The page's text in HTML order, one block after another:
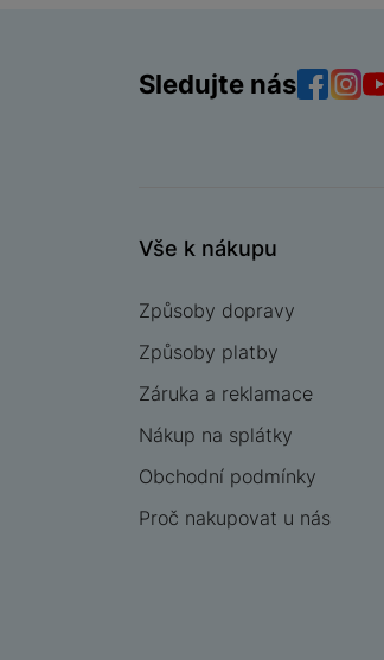
Sledujte nás
Vše k nákupu
Způsoby dopravy
Způsoby platby
Záruka a reklamace
Nákup na splátky
Obchodní podmínky
Proč nakupovat u nás